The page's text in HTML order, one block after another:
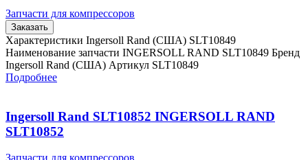
Запчасти для компрессоров
Заказать
Характеристики Ingersoll Rand (США) SLT10849
Наименование запчасти INGERSOLL RAND SLT10849 Бренд
Ingersoll Rand (США) Артикул SLT10849
Подробнее
Ingersoll Rand SLT10852 INGERSOLL RAND
SLT10852